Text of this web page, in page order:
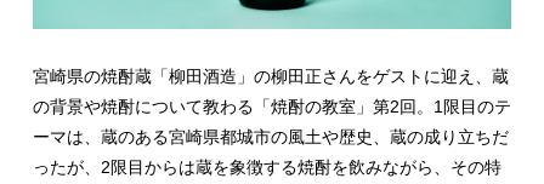
宮崎県の焼酎蔵「柳田酒造」の柳田正さんをゲストに迎え、蔵
の背景や焼酎について教わる「焼酎の教室」第2回。1限目のテ
ーマは、蔵のある宮崎県都城市の風土や歴史、蔵の成り立ちだ
ったが、2限目からは蔵を象徴する焼酎を飲みながら、その特